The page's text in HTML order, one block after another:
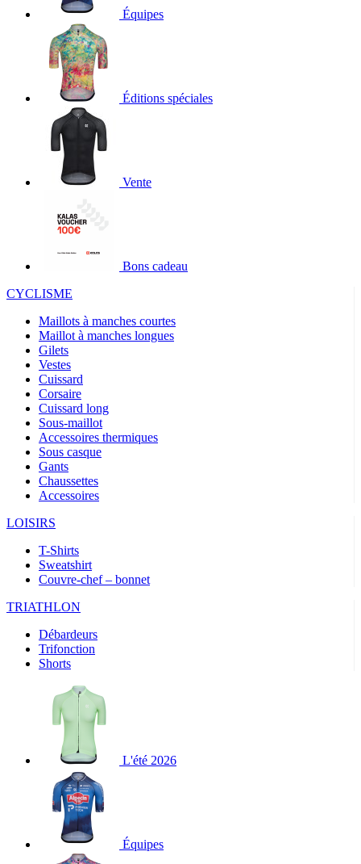
Équipes
Éditions spéciales
Vente
Bons cadeau
CYCLISME
Maillots à manches courtes
Maillot à manches longues
Gilets
Vestes
Cuissard
Corsaire
Cuissard long
Sous-maillot
Accessoires thermiques
Sous casque
Gants
Chaussettes
Accessoires
LOISIRS
T-Shirts
Sweatshirt
Couvre-chef – bonnet
TRIATHLON
Débardeurs
Trifonction
Shorts
L'été 2026
Équipes